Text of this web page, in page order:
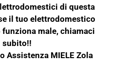
di questa
il tuo elettrodomestico
funziona male, chiamaci
subito!!
Assistenza MIELE Zola